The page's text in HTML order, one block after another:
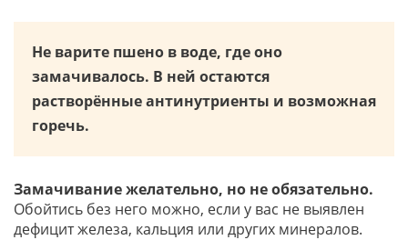
Не варите пшено в воде, где оно
замачивалось. В ней остаются
растворённые антинутриенты и возможная
горечь.
Замачивание желательно, но не обязательно.
Обойтись без него можно, если у вас не выявлен
дефицит железа, кальция или других минералов.